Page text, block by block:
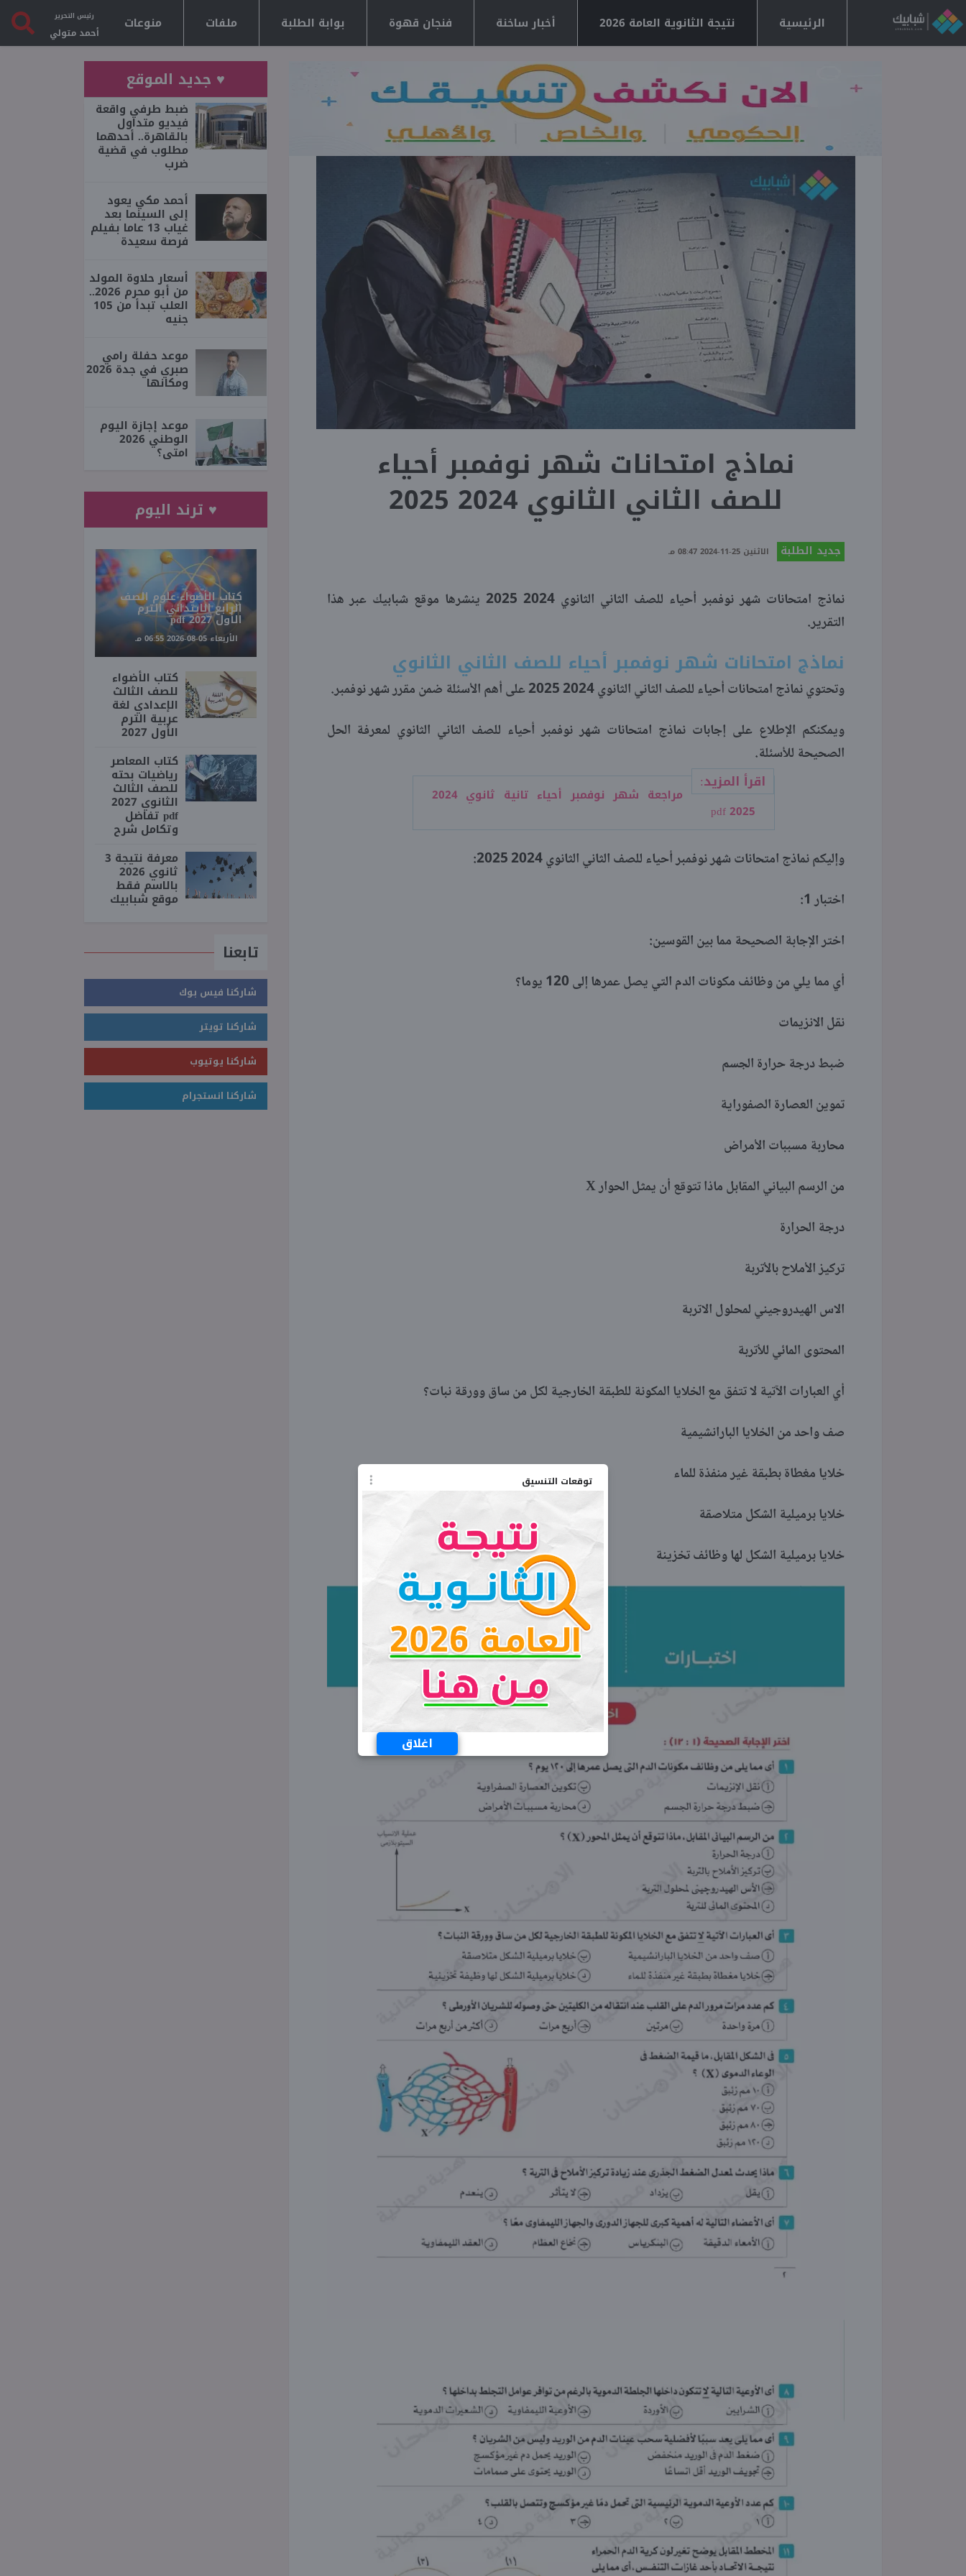
توقعات التنسيق
اغلاق
الرئيسية نتيجة الثانوية العامة 2026 أخبار ساخنة فنجان قهوة بوابة الطلبة ملفات منوعات رئيس التحرير
أحمد متولي
نماذج امتحانات شهر نوفمبر أحياء
للصف الثاني الثانوي 2024 2025
جديد الطلبة الاثنين 25-11-2024 08:47 مـ
نماذج امتحانات شهر نوفمبر أحياء للصف الثاني الثانوي 2024 2025 ينشرها موقع شبابيك عبر هذا
التقرير.
نماذج امتحانات شهر نوفمبر أحياء للصف الثاني الثانوي
وتحتوي نماذج امتحانات أحياء للصف الثاني الثانوي 2024 2025 على أهم الأسئلة ضمن مقرر شهر نوفمبر.
ويمكنكم الإطلاع على إجابات نماذج امتحانات شهر نوفمبر أحياء للصف الثاني الثانوي لمعرفة الحل
الصحيحة للأسئلة.
اقرأ المزيد:
مراجعة شهر نوفمبر أحياء تانية ثانوي 2024
2025 pdf
وإليكم نماذج امتحانات شهر نوفمبر أحياء للصف الثاني الثانوي 2024 2025:
اختبار 1:
اختر الإجابة الصحيحة مما بين القوسين:
أي مما يلي من وظائف مكونات الدم التي يصل عمرها إلى 120 يوما؟
نقل الانزيمات
ضبط درجة حرارة الجسم
تموين العصارة الصفوراية
محاربة مسببات الأمراض
من الرسم البياني المقابل ماذا تتوقع أن يمثل الحوار X
درجة الحرارة
تركيز الأملاح بالأتربة
الاس الهيدروجيني لمحلول الاتربة
المحتوى المائي للأتربة
أي العبارات الآتية لا تتفق مع الخلايا المكونة للطبقة الخارجية لكل من ساق وورقة نبات؟
صف واحد من الخلايا البارانشيمية
خلايا مغطاة بطبقة غير منفذة للماء
خلايا برميلية الشكل متلاصقة
خلايا برميلية الشكل لها وظائف تخزينة
♥ جديد الموقع
ضبط طرفي واقعة
فيديو متداول
بالقاهرة.. أحدهما
مطلوب في قضية
ضرب
أحمد مكي يعود
إلى السينما بعد
غياب 13 عاما بفيلم
فرصة سعيدة
أسعار حلاوة المولد
من أبو محرم 2026..
العلب تبدأ من 105
جنيه
موعد حفلة رامي
صبري في جدة 2026
ومكانها
موعد إجازة اليوم
الوطني 2026
امتى؟
♥ ترند اليوم
كتاب الأضواء علوم الصف
الرابع الابتدائي الترم
الأول 2027 pdf
الأربعاء 05-08-2026 06:55 مـ
كتاب الأضواء
للصف الثالث
الإعدادي لغة
عربية الترم
الأول 2027
كتاب المعاصر
رياضيات بحته
للصف الثالث
الثانوي 2027
pdf تفاضل
وتكامل شرح
معرفة نتيجة 3
ثانوي 2026
بالاسم فقط
موقع شبابيك
تابعنا
شاركنا فيس بوك
شاركنا تويتر
شاركنا يوتيوب
شاركنا انستجرام